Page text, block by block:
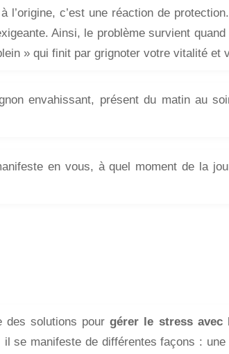
c’est une réaction de
Ainsi, le problème survient
» qui finit par grignoter votre vitalité et
envahissant, présent du matin au
en vous, à quel moment de la
des solutions pourgérer le stress avec
se manifeste de différentes façons :